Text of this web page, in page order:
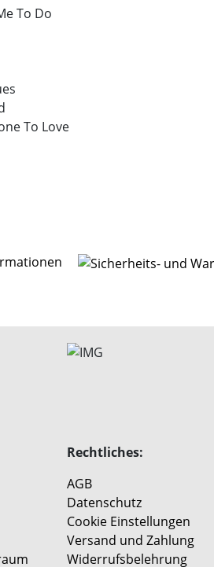
To Do
To Love
Rechtliches:
AGB
Datenschutz
Cookie Einstellungen
Versand und Zahlung
Widerrufsbelehrung